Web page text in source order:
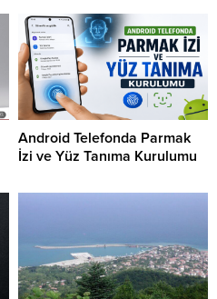
Android Telefonda Parmak
İzi ve Yüz Tanıma Kurulumu